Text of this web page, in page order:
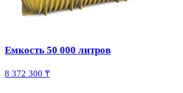
Емкость 50 000 литров
8 372 300 ₸